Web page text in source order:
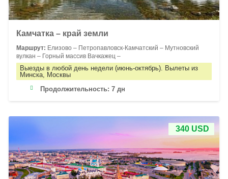
Камчатка – край земли
Маршрут: Елизово – Петропавловск-Камчатский – Мутновский
вулкан – Горный массив Вачкажец –
Выезды в любой день недели (июнь-октябрь). Вылеты из
Минска, Москвы
Продолжительность: 7 дн
340 USD